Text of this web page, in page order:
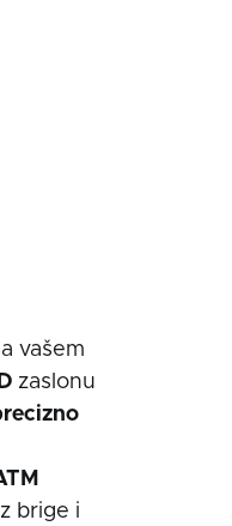
vašem
zaslonu
brige i